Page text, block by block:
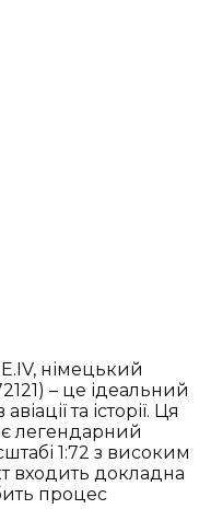
німецький
– це ідеальний
та історії. Ця
легендарний
1:72 з високим
входить докладна
процес